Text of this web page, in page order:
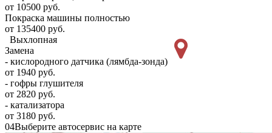
от 10500 руб.
Покраска машины полностью
от 135400 руб.
Выхлопная
Замена
- кислородного датчика (лямбда-зонда)
от 1940 руб.
- гофры глушителя
от 2820 руб.
- катализатора
от 3180 руб.
04Выберите автосервис на карте